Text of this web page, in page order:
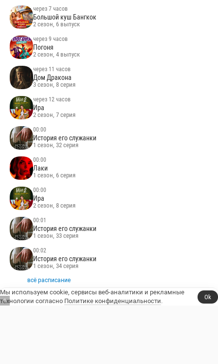
через 7 часов
Большой куш Бангкок
2 сезон, 6 выпуск
через 9 часов
Погоня
2 сезон, 4 выпуск
через 11 часов
Дом Дракона
3 сезон, 8 серия
через 12 часов
Ира
2 сезон, 7 серия
00:00
История его служанки
1 сезон, 32 серия
00:00
Лаки
1 сезон, 6 серия
00:00
Ира
2 сезон, 8 серия
00:01
История его служанки
1 сезон, 33 серия
00:02
История его служанки
1 сезон, 34 серия
всё расписание
Мы используем cookie, сервисы веб-аналитики и рекламные
технологии согласно Политике конфиденциальности.
Ok
5